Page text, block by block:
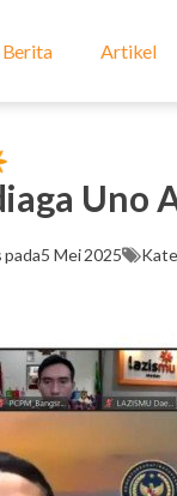
Berita Artikel
Uno
5 Mei 2025